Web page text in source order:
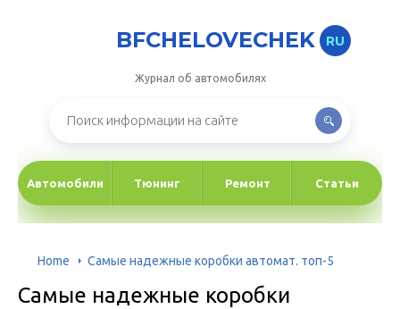
BFCHELOVECHEK RU
Журнал об автомобилях
Автомобили Тюнинг Ремонт Статьи
Home Cамые надежные коробки автомат. топ-5
Cамые надежные коробки